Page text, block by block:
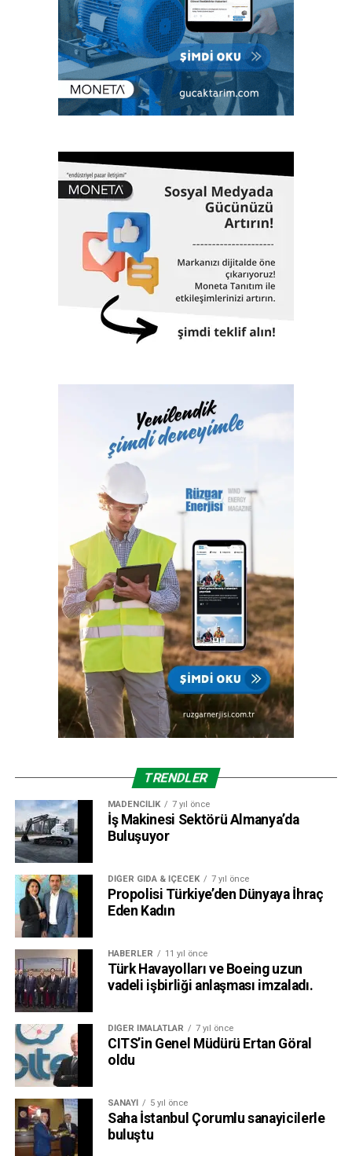
“Günümüzde Türk Loydu, denizcilik sektörü başta olmak
üzere enerjiden imalata, savunma sanayiinden lojistiğe
kadar tüm sektörlerde; klaslama, denetim, kalite yönetim
ve ileri mühendislik gibi birçok alanda hizmet veriyor. Çok
sayıda bilimsel ve teknik konferanslarda yer almanın yanı
sıra aynı zamanda eğitimler veriyor, çok sayıda öğrenciye
3000 adet geminin klaslama hizmetinin yanı sıra, Türkiye
ekonomisinin can damarı olan dünyaya mal olmuş projelere
de imza atıyor. 61 yıllık tarihinde altmış biri aşkın dev proje,
Türk Loydu’nun da imzası ve çalışmalarıyla hayata geçti.
İstanbul Havalimanı, Akkuyu Nükleer Güç Santrali, Yavuz
Sultan Selim Köprüsü, Osman Gazi Köprüsü, 1915
Çanakkale Köprüsü, Yüksek Hızlı Tren, TCG Anadolu
Gemisi, Nene Hatun Sondaj Gemisi, Rize-Artvin Havalimanı,
birçok futbol stadyumu bunlardan sadece birkaçıdır.
Klaslama, yasal sertifikasyon, test, muayene,
Vakfı, fiziki alanlarının yeterliliği ve gelişmeye açık oluşu
ile büyüme yolunda hızla ilerliyor. Türk Loydu, Türkiye’nin
milli kuruluşudur. Yetkisi olan alanlar hemen hemen
Türkiye’nin ekonomisine katkı sağlayan sektörlerin
tamamını içermektedir ve IACS üyeliğimiz ile büyümenin,
gelişmenin ve ülkemize katkı sağlamanın faydası ve gururu
100. yılında Türkiye Cumhuriyeti’nindir.”
TRENDLER
MADENCILIK 7 yıl önce
İş Makinesi Sektörü Almanya’da
Buluşuyor
DIĞER GIDA & İÇECEK 7 yıl önce
Propolisi Türkiye’den Dünyaya İhraç
Eden Kadın
HABERLER 11 yıl önce
Türk Havayolları ve Boeing uzun
vadeli işbirliği anlaşması imzaladı.
DIĞER İMALATLAR 7 yıl önce
CITS’in Genel Müdürü Ertan Göral
oldu
SANAYI 5 yıl önce
Saha İstanbul Çorumlu sanayicilerle
buluştu